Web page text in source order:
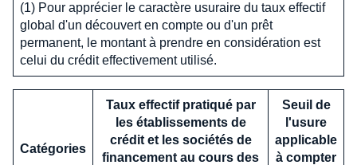
(1) Pour apprécier le caractère usuraire du taux effectif
global d'un découvert en compte ou d'un prêt
permanent, le montant à prendre en considération est
celui du crédit effectivement utilisé.
Catégories
Taux effectif pratiqué par
les établissements de
crédit et les sociétés de
financement au cours des
Seuil de
l'usure
applicable
à compter